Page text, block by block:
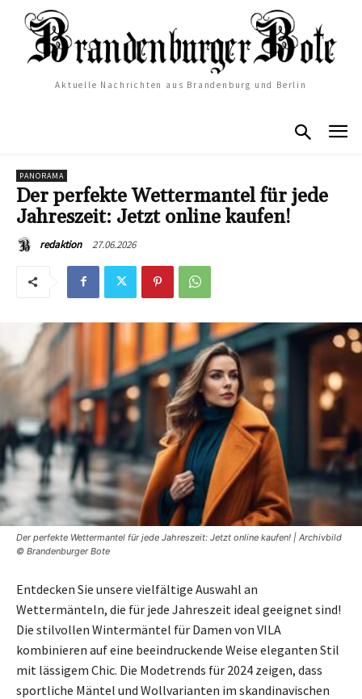
Aktuelle Nachrichten aus Brandenburg und Berlin
PANORAMA
Der perfekte Wettermantel für jede
Jahreszeit: Jetzt online kaufen!
redaktion 27.06.2026
Der perfekte Wettermantel für jede Jahreszeit: Jetzt online kaufen! | Archivbild
© Brandenburger Bote
Entdecken Sie unsere vielfältige Auswahl an
Wettermänteln, die für jede Jahreszeit ideal geeignet sind!
Die stilvollen Wintermäntel für Damen von VILA
kombinieren auf eine beeindruckende Weise eleganten Stil
mit lässigem Chic. Die Modetrends für 2024 zeigen, dass
sportliche Mäntel und Wollvarianten im skandinavischen